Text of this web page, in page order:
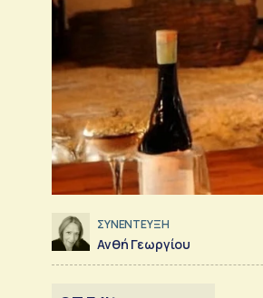
ΣΥΝΕΝΤΕΥΞΗ
Ανθή Γεωργίου